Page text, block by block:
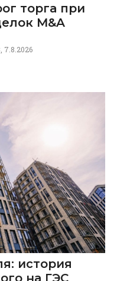
торга при
M&A
7.8.2026
история